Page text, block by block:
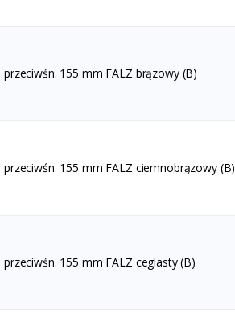
przeciwśn. 155 mm FALZ brązowy (B)
przeciwśn. 155 mm FALZ ciemnobrązowy (B)
przeciwśn. 155 mm FALZ ceglasty (B)